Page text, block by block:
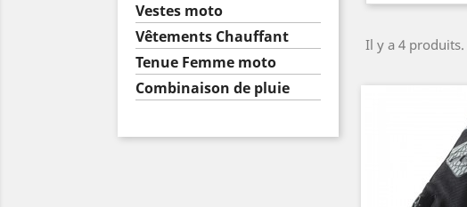
Vestes moto
Vêtements Chauffant
Tenue Femme moto
Combinaison de pluie
Il y a 4 produits.